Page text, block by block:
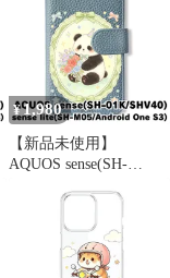
ーグレー×りんご総柄)
りんご 林檎 リボン フ
ルーツ 総柄 かわいい
韓国 flip2-sh01k-blgy-
580
¥1,980
【新品未使用】
AQUOS sense(SH-
マホ ケース (色：ブル
ーグレー×花輪パンダ)
パンダ 花輪 レース リ
ボン かわいい 韓国